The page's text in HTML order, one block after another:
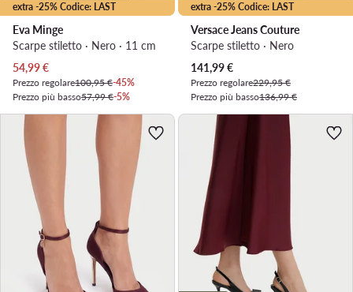
extra -25% Codice: LAST
Eva Minge
Scarpe stiletto · Nero · 11 cm
Prezzo attuale
54,99€
Prezzo regolare100,95 €-45%
Prezzo più basso57,99 €-5%
extra -25% Codice: LAST
Versace Jeans Couture
Scarpe stiletto · Nero
Prezzo attuale
141,99€
Prezzo regolare229,95 €
Prezzo più basso136,99 €